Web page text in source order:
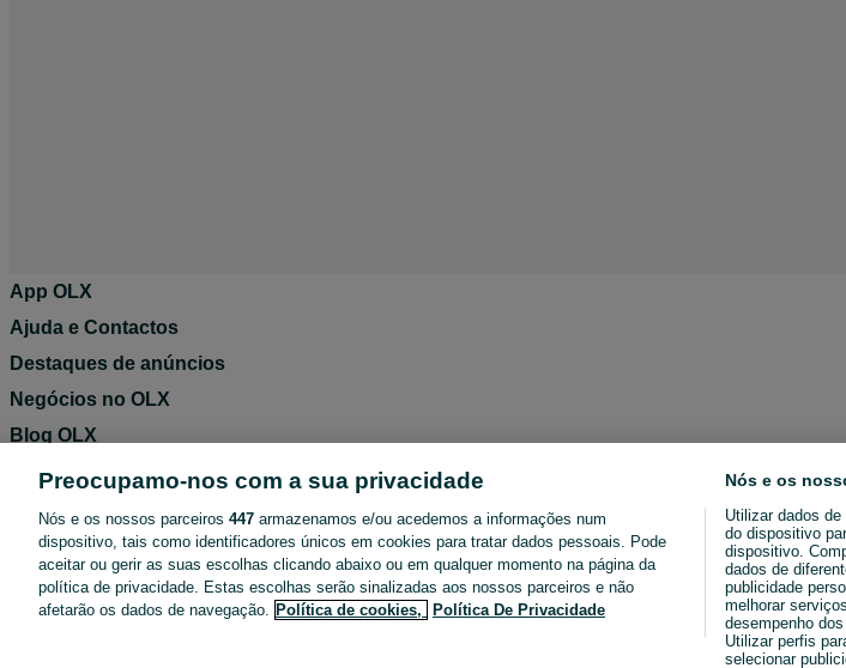
App OLX
Ajuda e Contactos
Destaques de anúncios
Negócios no OLX
Blog OLX
Termos de Utilização
Pacotes de anúncios
Entregas OLX
Tarifários
Preocupamo-nos com a sua privacidade
Nós e os nossos parceiros 447 armazenamos e/ou acedemos a informações num
dispositivo, tais como identificadores únicos em cookies para tratar dados pessoais. Pode
aceitar ou gerir as suas escolhas clicando abaixo ou em qualquer momento na página da
política de privacidade. Estas escolhas serão sinalizadas aos nossos parceiros e não
afetarão os dados de navegação. Política de cookies, Política De Privacidade
Nós e os
Utilizar dados
do dispositivo
dispositivo.
dados de
publicidade
melhorar
desempenho
Utilizar perfis
selecionar